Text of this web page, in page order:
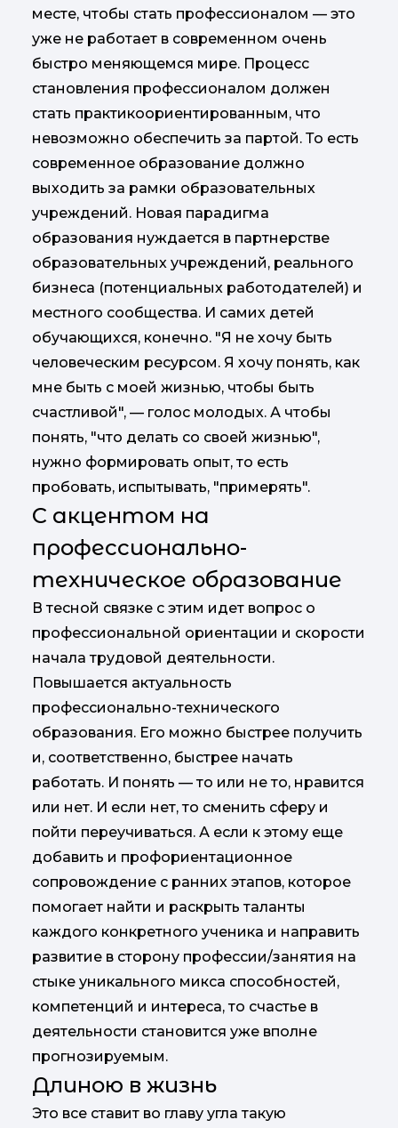
месте, чтобы стать профессионалом — это
уже не работает в современном очень
быстро меняющемся мире. Процесс
становления профессионалом должен
стать практикоориентированным, что
невозможно обеспечить за партой. То есть
современное образование должно
выходить за рамки образовательных
учреждений. Новая парадигма
образования нуждается в партнерстве
образовательных учреждений, реального
бизнеса (потенциальных работодателей) и
местного сообщества. И самих детей
обучающихся, конечно. "Я не хочу быть
человеческим ресурсом. Я хочу понять, как
мне быть с моей жизнью, чтобы быть
счастливой", — голос молодых. А чтобы
понять, "что делать со своей жизнью",
нужно формировать опыт, то есть
пробовать, испытывать, "примерять".
С акцентом на
профессионально-
техническое образование
В тесной связке с этим идет вопрос о
профессиональной ориентации и скорости
начала трудовой деятельности.
Повышается актуальность
профессионально-технического
образования. Его можно быстрее получить
и, соответственно, быстрее начать
работать. И понять — то или не то, нравится
или нет. И если нет, то сменить сферу и
пойти переучиваться. А если к этому еще
добавить и профориентационное
сопровождение с ранних этапов, которое
помогает найти и раскрыть таланты
каждого конкретного ученика и направить
развитие в сторону профессии/занятия на
стыке уникального микса способностей,
компетенций и интереса, то счастье в
деятельности становится уже вполне
прогнозируемым.
Длиною в жизнь
Это все ставит во главу угла такую